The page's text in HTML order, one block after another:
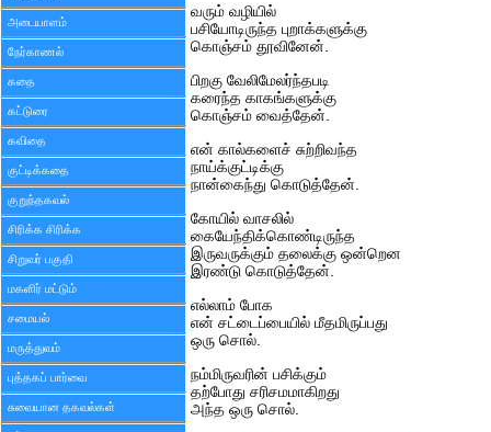
அடையாளம்
நேர்காணல்
கதை
கட்டுரை
கவிதை
குட்டிக்கதை
குறுந்தகவல்
சிரிக்க சிரிக்க
சிறுவர் பகுதி
மகளிர் மட்டும்
சமையல்
மருத்துவம்
புத்தகப் பார்வை
சுவையான தகவல்கள்
வரும் வழியில்
பசியோடிருந்த புறாக்களுக்கு
கொஞ்சம் தூவினேன்.
பிறகு வேலிமேலர்ந்தபடி
கரைந்த காகங்களுக்கு
கொஞ்சம் வைத்தேன்.
என் கால்களைச் சுற்றிவந்த
நாய்க்குட்டிக்கு
நான்கைந்து கொடுத்தேன்.
கோயில் வாசலில்
கையேந்திக்கொண்டிருந்த
இருவருக்கும் தலைக்கு ஒன்றென
இரண்டு கொடுத்தேன்.
எல்லாம் போக
என் சட்டைப்பையில் மீதமிருப்பது
ஒரு சொல்.
நம்மிருவரின் பசிக்கும்
தற்போது சரிசமமாகிறது
அந்த ஒரு சொல்.